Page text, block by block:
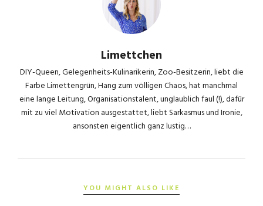
Limettchen
DIY-Queen, Gelegenheits-Kulinarikerin, Zoo-Besitzerin, liebt die
Farbe Limettengrün, Hang zum völligen Chaos, hat manchmal
eine lange Leitung, Organisationstalent, unglaublich faul (!), dafür
mit zu viel Motivation ausgestattet, liebt Sarkasmus und Ironie,
ansonsten eigentlich ganz lustig…
YOU MIGHT ALSO LIKE